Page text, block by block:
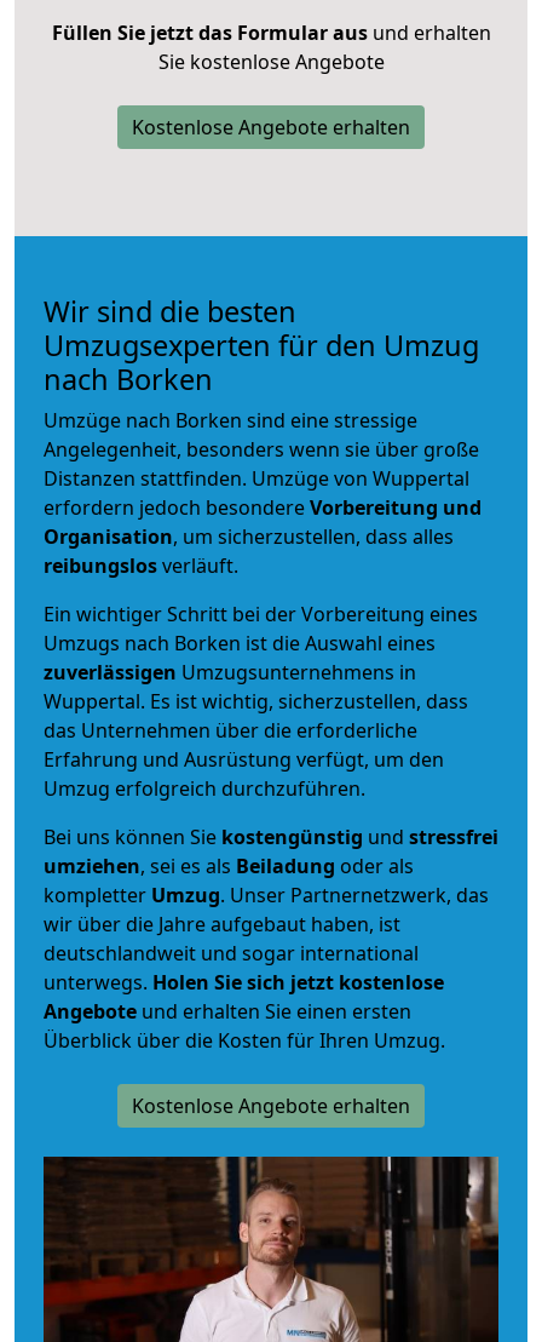
Füllen Sie jetzt das Formular ausund erhalten
Sie kostenlose Angebote
Kostenlose Angebote erhalten
Wir sind die besten
Umzugsexperten für den Umzug
nach Borken
Umzüge nach Borken sind eine stressige
Angelegenheit, besonders wenn sie über große
Distanzen stattfinden. Umzüge von Wuppertal
erfordern jedoch besondereVorbereitung und
Organisation, um sicherzustellen, dass alles
reibungslosverläuft.
Ein wichtiger Schritt bei der Vorbereitung eines
Umzugs nach Borken ist die Auswahl eines
zuverlässigen Umzugsunternehmens in
Wuppertal. Es ist wichtig, sicherzustellen, dass
das Unternehmen über die erforderliche
Erfahrung und Ausrüstung verfügt, um den
Umzug erfolgreich durchzuführen.
Bei uns können Sie kostengünstig und stressfrei
umziehen, sei es als Beiladung oder als
kompletter Umzug. Unser Partnernetzwerk, das
wir über die Jahre aufgebaut haben, ist
deutschlandweit und sogar international
unterwegs. Holen Sie sich jetzt kostenlose
Angebote und erhalten Sie einen ersten
Überblick über die Kosten für Ihren Umzug.
Kostenlose Angebote erhalten